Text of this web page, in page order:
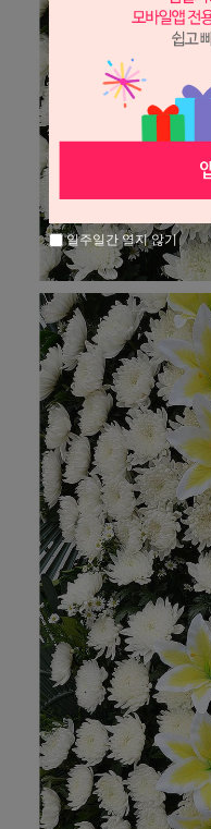
일주일간 열지 않기